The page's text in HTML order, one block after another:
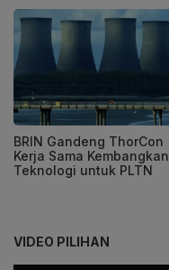
BRIN Gandeng ThorCon
Kerja Sama Kembangkan
Teknologi untuk PLTN
VIDEO PILIHAN